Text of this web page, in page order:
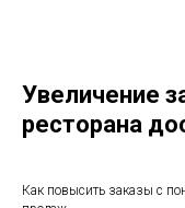
Увеличение
ресторана
Как повысить заказы с